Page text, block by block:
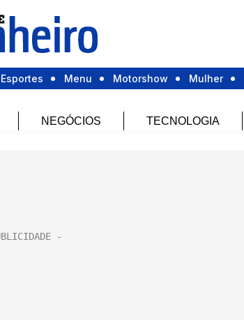
Esportes Menu Motorshow Mulher
NEGÓCIOS TECNOLOGIA